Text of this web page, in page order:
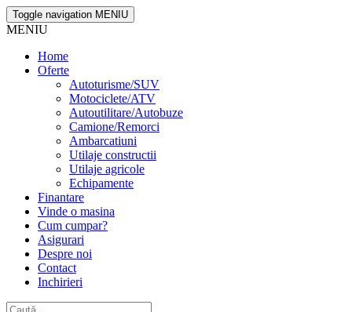
Toggle navigation MENIU
MENIU
Home
Oferte
Autoturisme/SUV
Motociclete/ATV
Autoutilitare/Autobuze
Camione/Remorci
Ambarcatiuni
Utilaje constructii
Utilaje agricole
Echipamente
Finantare
Vinde o masina
Cum cumpar?
Asigurari
Despre noi
Contact
Inchirieri